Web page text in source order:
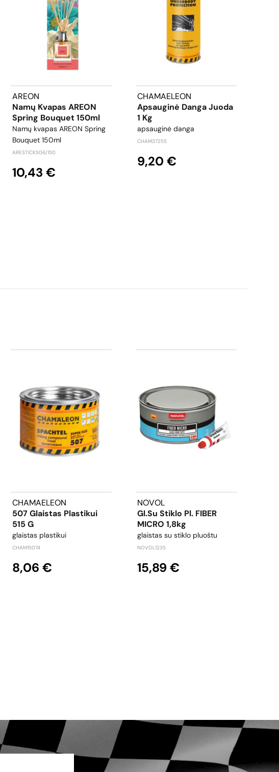
AREON
Namų Kvapas AREON
Spring Bouquet 150ml
Namų kvapas AREON Spring
Bouquet 150ml
ARESTICKS06/150
10,43 €
CHAMAELEON
Apsauginė Danga Juoda
1 Kg
apsauginė danga
CHAM37255
9,20 €
CHAMAELEON
507 Glaistas Plastikui
515 G
glaistas plastikui
CHAM15074
8,06 €
NOVOL
Gl.su Stiklo Pl. FIBER
MICRO 1,8kg
glaistas su stiklo pluoštu
NOVOL1235
15,89 €